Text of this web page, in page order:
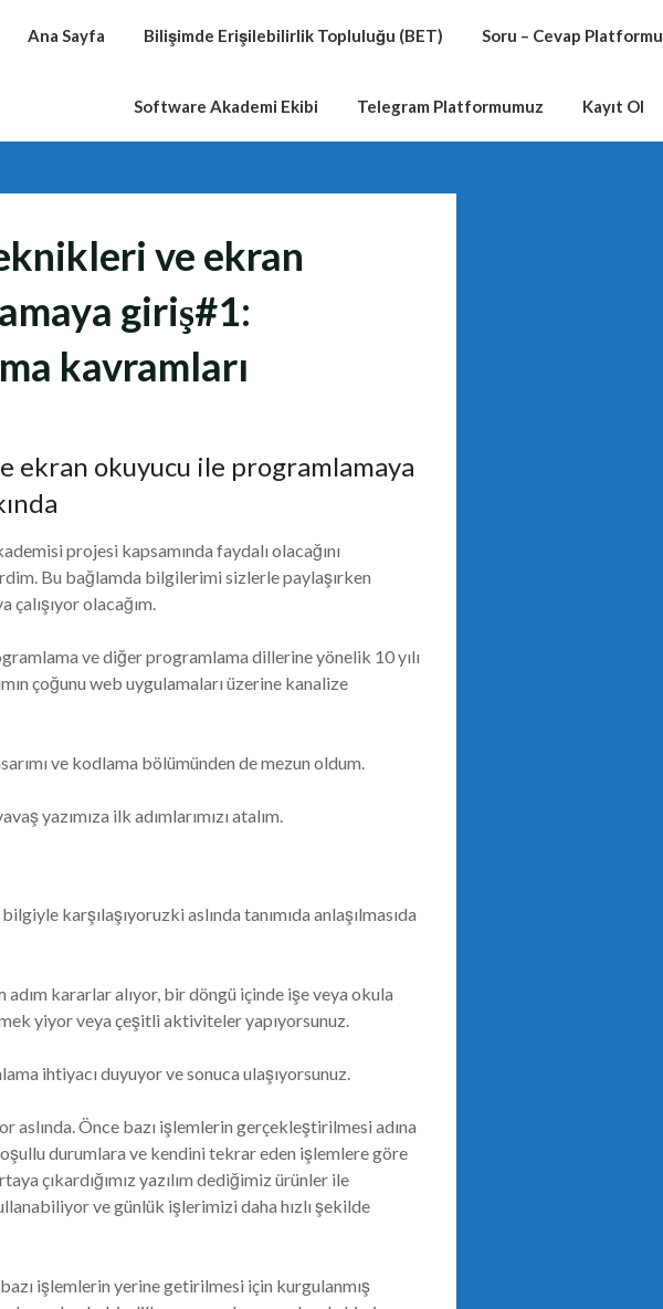
Ana Sayfa Bilişimde Erişilebilirlik Topluluğu (BET) Soru – Cevap Platformu
Software Akademi Ekibi Telegram Platformumuz Kayıt Ol
ve ekran
giriş#1:
kavramları
okuyucu ile programlamaya
projesi kapsamında faydalı olacağını
Bu bağlamda bilgilerimi sizlerle paylaşırken
olacağım.
ve diğer programlama dillerine yönelik 10 yılı
çoğunu web uygulamaları üzerine kanalize
ve kodlama bölümünden de mezun oldum.
yazımıza ilk adımlarımızı atalım.
karşılaşıyoruzki aslında tanımıda anlaşılmasıda
adım kararlar alıyor, bir döngü içinde işe veya okula
yiyor veya çeşitli aktiviteler yapıyorsunuz.
ihtiyacı duyuyor ve sonuca ulaşıyorsunuz.
aslında. Önce bazı işlemlerin gerçekleştirilmesi adına
durumlara ve kendini tekrar eden işlemlere göre
çıkardığımız yazılım dediğimiz ürünler ile
ve günlük işlerimizi daha hızlı şekilde
işlemlerin yerine getirilmesi için kurgulanmış